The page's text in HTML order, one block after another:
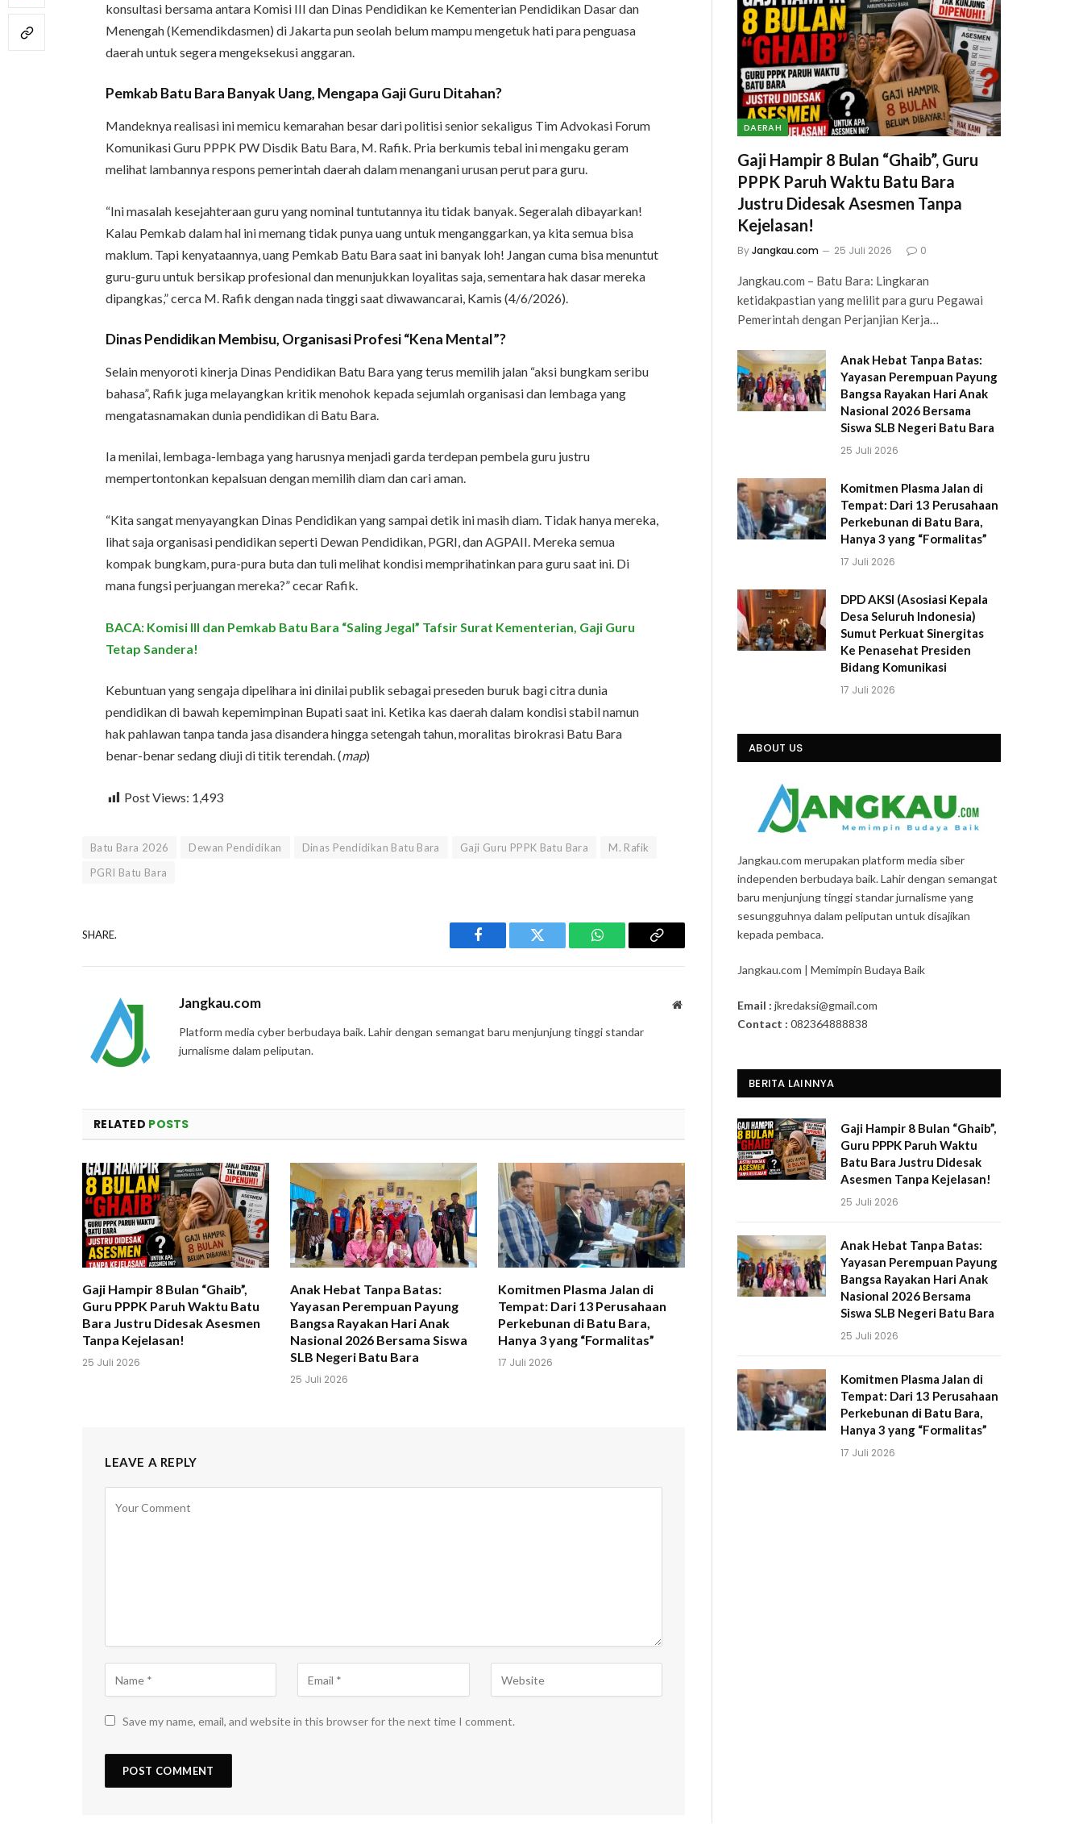
konsultasi bersama antara Komisi III dan Dinas Pendidikan ke Kementerian Pendidikan Dasar dan
Menengah (Kemendikdasmen) di Jakarta pun seolah belum mampu mengetuk hati para penguasa
daerah untuk segera mengeksekusi anggaran.
Pemkab Batu Bara Banyak Uang, Mengapa Gaji Guru Ditahan?
Mandeknya realisasi ini memicu kemarahan besar dari politisi senior sekaligus Tim Advokasi Forum
Komunikasi Guru PPPK PW Disdik Batu Bara, M. Rafik. Pria berkumis tebal ini mengaku geram
melihat lambannya respons pemerintah daerah dalam menangani urusan perut para guru.
“Ini masalah kesejahteraan guru yang nominal tuntutannya itu tidak banyak. Segeralah dibayarkan!
Kalau Pemkab dalam hal ini memang tidak punya uang untuk menganggarkan, ya kita semua bisa
maklum. Tapi kenyataannya, uang Pemkab Batu Bara saat ini banyak loh! Jangan cuma bisa menuntut
guru-guru untuk bersikap profesional dan menunjukkan loyalitas saja, sementara hak dasar mereka
dipangkas,” cerca M. Rafik dengan nada tinggi saat diwawancarai, Kamis (4/6/2026).
Dinas Pendidikan Membisu, Organisasi Profesi “Kena Mental”?
Selain menyoroti kinerja Dinas Pendidikan Batu Bara yang terus memilih jalan “aksi bungkam seribu
bahasa”, Rafik juga melayangkan kritik menohok kepada sejumlah organisasi dan lembaga yang
mengatasnamakan dunia pendidikan di Batu Bara.
Ia menilai, lembaga-lembaga yang harusnya menjadi garda terdepan pembela guru justru
mempertontonkan kepalsuan dengan memilih diam dan cari aman.
“Kita sangat menyayangkan Dinas Pendidikan yang sampai detik ini masih diam. Tidak hanya mereka,
lihat saja organisasi pendidikan seperti Dewan Pendidikan, PGRI, dan AGPAII. Mereka semua
kompak bungkam, pura-pura buta dan tuli melihat kondisi memprihatinkan para guru saat ini. Di
mana fungsi perjuangan mereka?” cecar Rafik.
BACA: Komisi III dan Pemkab Batu Bara “Saling Jegal” Tafsir Surat Kementerian, Gaji Guru
Tetap Sandera!
Kebuntuan yang sengaja dipelihara ini dinilai publik sebagai preseden buruk bagi citra dunia
pendidikan di bawah kepemimpinan Bupati saat ini. Ketika kas daerah dalam kondisi stabil namun
hak pahlawan tanpa tanda jasa disandera hingga setengah tahun, moralitas birokrasi Batu Bara
benar-benar sedang diuji di titik terendah. (map)
Post Views: 1,493
Batu Bara 2026 Dewan Pendidikan Dinas Pendidikan Batu Bara Gaji Guru PPPK Batu Bara
M. Rafik
PGRI Batu Bara
SHARE.
Facebook Twitter WhatsAppCopy
Jangkau.com Website
Platform media cyber berbudaya baik. Lahir dengan semangat baru menjunjung tinggi standar
jurnalisme dalam peliputan.
RELATED POSTS
Gaji Hampir 8 Bulan “Ghaib”,
Guru PPPK Paruh Waktu Batu
Bara Justru Didesak Asesmen
Tanpa Kejelasan!
25 Juli 2026
Anak Hebat Tanpa Batas:
Yayasan Perempuan Payung
Bangsa Rayakan Hari Anak
Nasional 2026 Bersama Siswa
SLB Negeri Batu Bara
25 Juli 2026
Komitmen Plasma Jalan di
Tempat: Dari 13 Perusahaan
Perkebunan di Batu Bara,
Hanya 3 yang “Formalitas”
17 Juli 2026
LEAVE A REPLY
Save my name, email, and website in this browser for the next time I comment.
DAERAH
Gaji Hampir 8 Bulan “Ghaib”, Guru
PPPK Paruh Waktu Batu Bara
Justru Didesak Asesmen Tanpa
Kejelasan!
ByJangkau.com 25 Juli 2026 0
Jangkau.com – Batu Bara: Lingkaran
ketidakpastian yang melilit para guru Pegawai
Pemerintah dengan Perjanjian Kerja…
Anak Hebat Tanpa Batas:
Yayasan Perempuan Payung
Bangsa Rayakan Hari Anak
Nasional 2026 Bersama
Siswa SLB Negeri Batu Bara
25 Juli 2026
Komitmen Plasma Jalan di
Tempat: Dari 13 Perusahaan
Perkebunan di Batu Bara,
Hanya 3 yang “Formalitas”
17 Juli 2026
DPD AKSI (Asosiasi Kepala
Desa Seluruh Indonesia)
Sumut Perkuat Sinergitas
Ke Penasehat Presiden
Bidang Komunikasi
17 Juli 2026
ABOUT US
Jangkau.com merupakan platform media siber
independen berbudaya baik. Lahir dengan semangat
baru menjunjung tinggi standar jurnalisme yang
sesungguhnya dalam peliputan untuk disajikan
kepada pembaca.
Jangkau.com | Memimpin Budaya Baik
Email : jkredaksi@gmail.com
Contact : 082364888838
BERITA LAINNYA
Gaji Hampir 8 Bulan “Ghaib”,
Guru PPPK Paruh Waktu
Batu Bara Justru Didesak
Asesmen Tanpa Kejelasan!
25 Juli 2026
Anak Hebat Tanpa Batas:
Yayasan Perempuan Payung
Bangsa Rayakan Hari Anak
Nasional 2026 Bersama
Siswa SLB Negeri Batu Bara
25 Juli 2026
Komitmen Plasma Jalan di
Tempat: Dari 13 Perusahaan
Perkebunan di Batu Bara,
Hanya 3 yang “Formalitas”
17 Juli 2026